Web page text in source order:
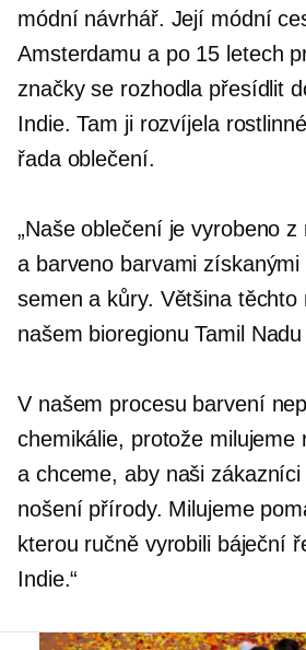
módní návrhář. Její módní
Amsterdamu a po 15 letech
značky se rozhodla přesídlit
Indie. Tam ji rozvíjela
řada oblečení.
„Naše oblečení je vyrobeno
a barveno barvami získanými
semen a kůry. Většina těchto
našem bioregionu Tamil
V našem procesu barvení
chemikálie, protože milujeme
a chceme, aby naši zákazníci
nošení přírody. Milujeme
kterou ručně vyrobili báječní
Indie.“